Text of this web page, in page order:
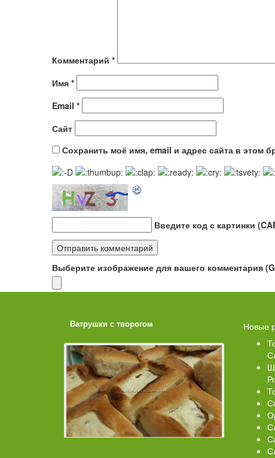
Комментарий *
Имя *
Email *
Сайт
Сохранить моё имя, email и адрес сайта в этом
Введите код с картинки
Выберите изображение для вашего комментария
Ватрушки с творогом Торт со
Новые